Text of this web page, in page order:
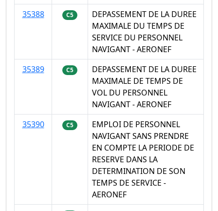
35388
C5
DEPASSEMENT DE LA DUREE
MAXIMALE DU TEMPS DE
SERVICE DU PERSONNEL
NAVIGANT - AERONEF
35389
C5
DEPASSEMENT DE LA DUREE
MAXIMALE DE TEMPS DE
VOL DU PERSONNEL
NAVIGANT - AERONEF
35390
C5
EMPLOI DE PERSONNEL
NAVIGANT SANS PRENDRE
EN COMPTE LA PERIODE DE
RESERVE DANS LA
DETERMINATION DE SON
TEMPS DE SERVICE -
AERONEF